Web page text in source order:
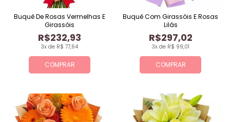
COMPRAR
3x de R$ 77,64
R$232,93
Buquê De Rosas Vermelhas E
Girassóis
COMPRAR
3x de R$ 99,01
R$297,02
Buquê Com Girassóis E Rosas
Lilás